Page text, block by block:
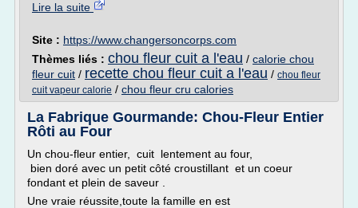
Lire la suite
Site : https://www.changersoncorps.com
Thèmes liés : chou fleur cuit a l'eau / calorie chou
fleur cuit / recette chou fleur cuit a l'eau / chou fleur
cuit vapeur calorie / chou fleur cru calories
La Fabrique Gourmande: Chou-Fleur Entier
Rôti au Four
Un chou-fleur entier, cuit lentement au four,
bien doré avec un petit côté croustillant et un coeur
fondant et plein de saveur .
Une vraie réussite,toute la famille en est